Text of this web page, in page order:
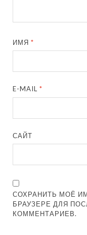
ИМЯ*
E-MAIL*
САЙТ
СОХРАНИТЬ МОЁ
БРАУЗЕРЕ ДЛЯ
КОММЕНТАРИЕВ.